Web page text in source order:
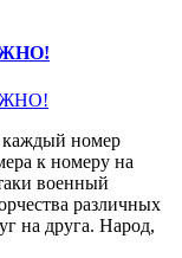
номер
к номеру на
военный
различных
на друга. Народ,